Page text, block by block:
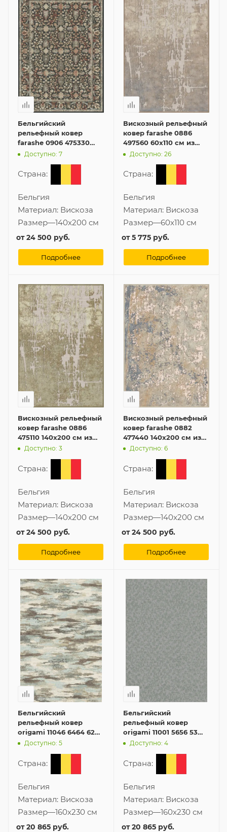
Бельгийский
рельефный ковер
farashe 0906 475330
140x200 см из вискозы
Доступно: 7
Страна:
Бельгия
Материал: Вискоза
Размер—140x200 см
от24 500 руб.
Подробнее
Вискозный рельефный
ковер farashe 0886
497560 60x110 см из
Бельгии
Доступно: 26
Страна:
Бельгия
Материал: Вискоза
Размер—60x110 см
от5 775 руб.
Подробнее
Вискозный рельефный
ковер farashe 0886
475110 140x200 см из
Бельгии
Доступно: 3
Страна:
Бельгия
Материал: Вискоза
Размер—140x200 см
от24 500 руб.
Подробнее
Вискозный рельефный
ковер farashe 0882
477440 140x200 см из
Бельгии
Доступно: 6
Страна:
Бельгия
Материал: Вискоза
Размер—140x200 см
от24 500 руб.
Подробнее
Бельгийский
рельефный ковер
origami 11046 6464 62
160x230 см из вискозы
Доступно: 5
Страна:
Бельгия
Материал: Вискоза
Размер—160x230 см
от20 865 руб.
Бельгийский
рельефный ковер
origami 11001 5656 53
160x230 см из вискозы
Доступно: 4
Страна:
Бельгия
Материал: Вискоза
Размер—160x230 см
от20 865 руб.